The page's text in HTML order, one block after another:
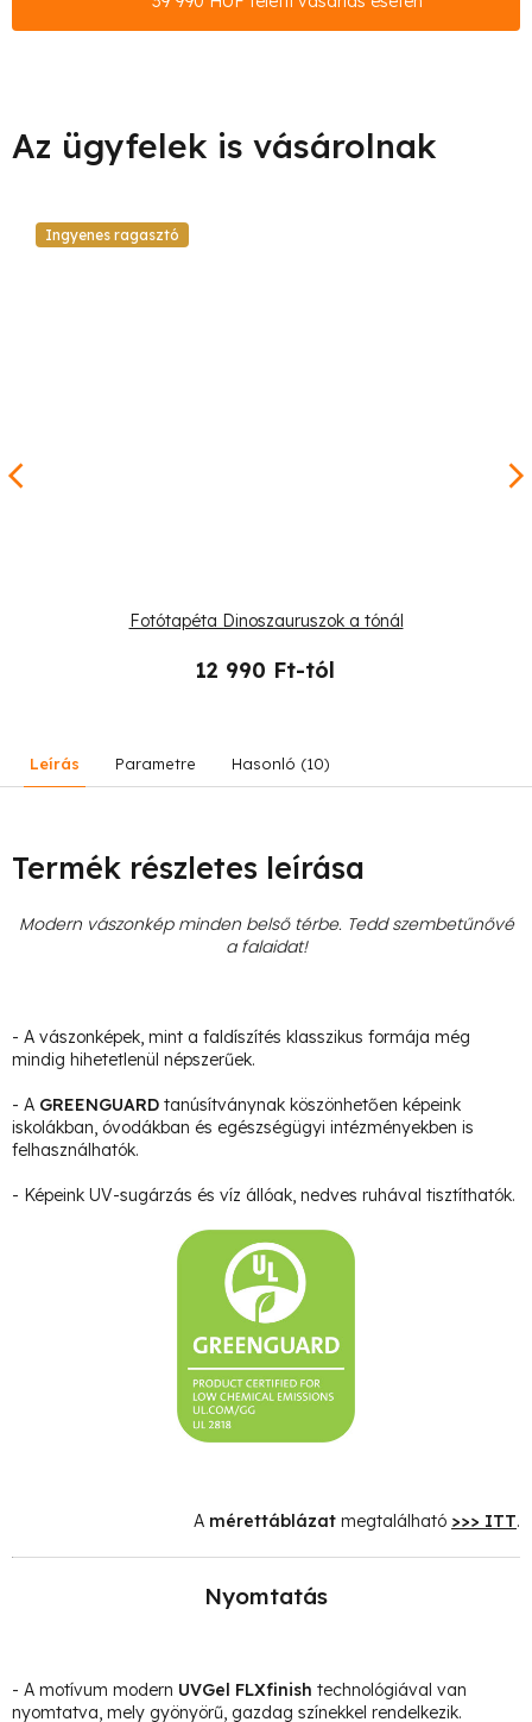
Ingyenes ragasztó
Fotótapéta Dinoszauruszok a tónál
12 990 Ft-tól
Leírás Parametre Hasonló (10)
Termék részletes leírása
Modern vászonkép minden belső térbe. Tedd szembetűnővé
a falaidat!
- A vászonképek, mint a faldíszítés klasszikus formája még
mindig hihetetlenül népszerűek.
- A GREENGUARD tanúsítványnak köszönhetően képeink
iskolákban, óvodákban és egészségügyi intézményekben is
felhasználhatók.
- Képeink UV-sugárzás és víz állóak, nedves ruhával tisztíthatók.
A mérettáblázat megtalálható >>> ITT.
Nyomtatás
- A motívum modern UVGel FLXfinish technológiával van
nyomtatva, mely gyönyörű, gazdag színekkel rendelkezik.